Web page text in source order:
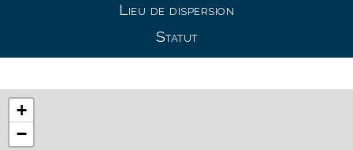
Lieu de dispersion
Statut
+
−